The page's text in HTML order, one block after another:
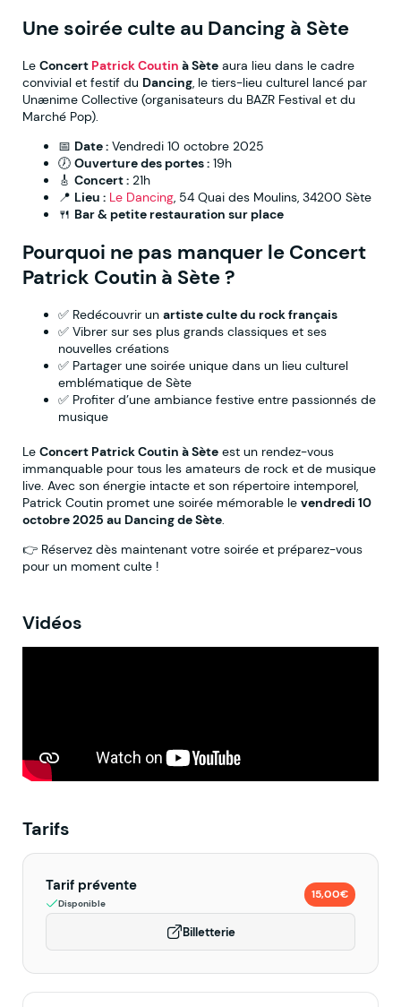
Une soirée culte au Dancing à Sète
Le Concert Patrick Coutin à Sète aura lieu dans le cadre
convivial et festif du Dancing, le tiers-lieu culturel lancé par
Unænime Collective (organisateurs du BAZR Festival et du
Marché Pop).
📅 Date : Vendredi 10 octobre 2025
🕖 Ouverture des portes : 19h
🎸 Concert : 21h
📍 Lieu : Le Dancing, 54 Quai des Moulins, 34200 Sète
🍴 Bar & petite restauration sur place
Pourquoi ne pas manquer le Concert
Patrick Coutin à Sète ?
✅ Redécouvrir un artiste culte du rock français
✅ Vibrer sur ses plus grands classiques et ses
nouvelles créations
✅ Partager une soirée unique dans un lieu culturel
emblématique de Sète
✅ Profiter d’une ambiance festive entre passionnés de
musique
Le Concert Patrick Coutin à Sète est un rendez-vous
immanquable pour tous les amateurs de rock et de musique
live. Avec son énergie intacte et son répertoire intemporel,
Patrick Coutin promet une soirée mémorable le vendredi 10
octobre 2025 au Dancing de Sète.
👉 Réservez dès maintenant votre soirée et préparez-vous
pour un moment culte !
Vidéos
Tarifs
Tarif prévente
Disponible
15,00€
Billetterie